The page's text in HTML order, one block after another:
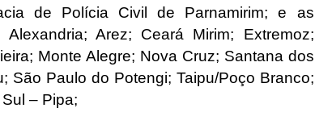
de Polícia Civil de Parnamirim; e as
Arez; Ceará Mirim; Extremoz;
Monte Alegre; Nova Cruz; Santana dos
São Paulo do Potengi; Taipu/Poço Branco;
– Pipa;